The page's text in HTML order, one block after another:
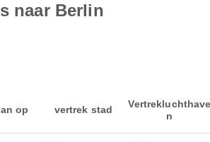
naar Berlin
op vertrek stad
Vertrekluchthave
n